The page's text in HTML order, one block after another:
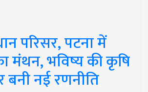
परिसर, पटना में
मंथन, भविष्य की कृषि
नई रणनीति